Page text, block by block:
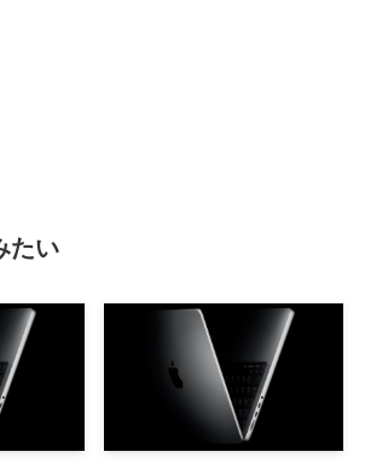
たい